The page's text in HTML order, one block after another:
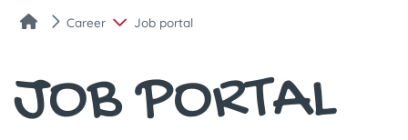
Career Job portal
JOB PORTAL